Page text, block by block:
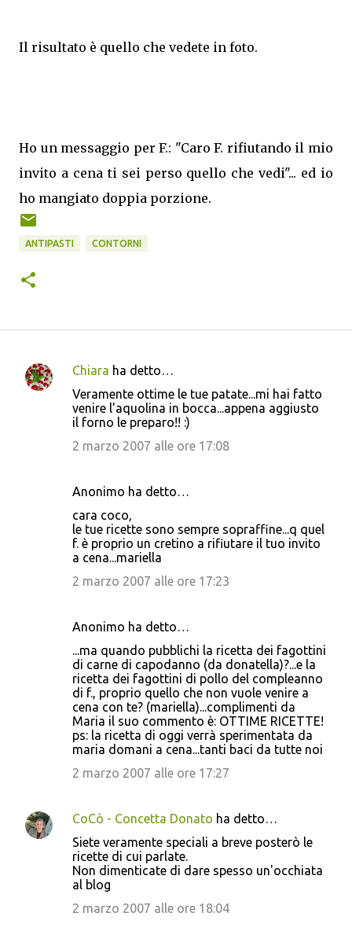
Il risultato è quello che vedete in foto.
Ho un messaggio per F.: "Caro F. rifiutando il mio
invito a cena ti sei perso quello che vedi"... ed io
ho mangiato doppia porzione.
ANTIPASTI CONTORNI
C
Chiara ha detto…
Veramente ottime le tue patate...mi hai fatto
venire l'aquolina in bocca...appena aggiusto
il forno le preparo!! :)
2 marzo 2007 alle ore 17:08
Anonimo ha detto…
cara coco,
le tue ricette sono sempre sopraffine...q quel
f. è proprio un cretino a rifiutare il tuo invito
a cena...mariella
2 marzo 2007 alle ore 17:23
Anonimo ha detto…
...ma quando pubblichi la ricetta dei fagottini
di carne di capodanno (da donatella)?...e la
ricetta dei fagottini di pollo del compleanno
di f., proprio quello che non vuole venire a
cena con te? (mariella)...complimenti da
Maria il suo commento è: OTTIME RICETTE!
ps: la ricetta di oggi verrà sperimentata da
maria domani a cena...tanti baci da tutte noi
2 marzo 2007 alle ore 17:27
CoCò - Concetta Donato ha detto…
Siete veramente speciali a breve posterò le
ricette di cui parlate.
Non dimenticate di dare spesso un'occhiata
al blog
2 marzo 2007 alle ore 18:04